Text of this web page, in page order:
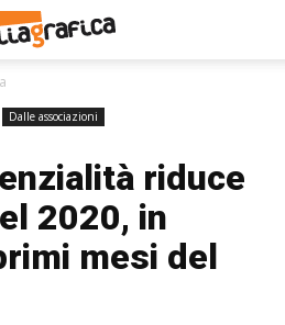
Dalle associazioni
riduce
2020, in
mesi del